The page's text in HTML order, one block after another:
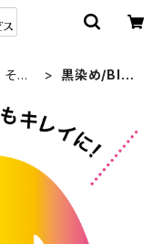
その
黒染め/Blac